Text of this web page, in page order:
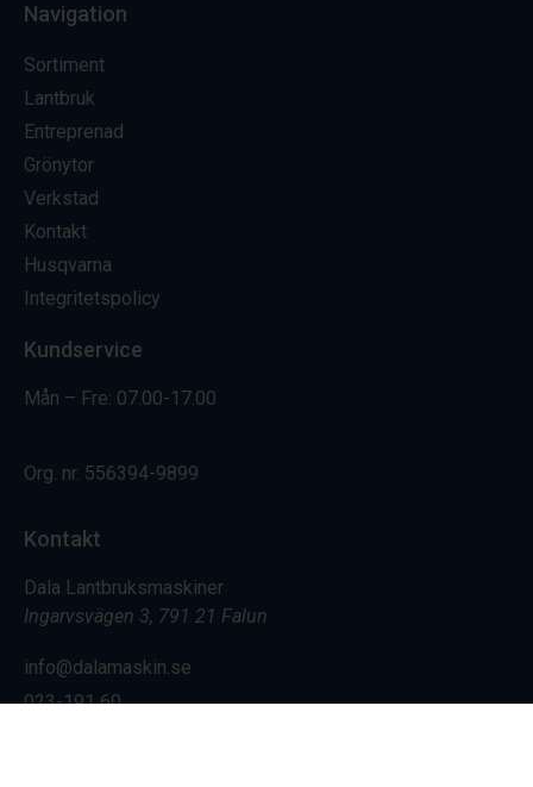
Navigation
Sortiment
Lantbruk
Entreprenad
Grönytor
Verkstad
Kontakt
Husqvarna
Integritetspolicy
Kundservice
Mån – Fre: 07.00-17.00
Org. nr. 556394-9899
Kontakt
Dala Lantbruksmaskiner
Ingarvsvägen 3, 791 21 Falun
info@dalamaskin.se
023-191 60